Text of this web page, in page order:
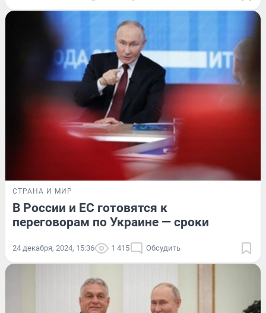
СТРАНА И МИР
В России и ЕС готовятся к
переговорам по Украине — сроки
24 декабря, 2024, 15:36 1 415 Обсудить